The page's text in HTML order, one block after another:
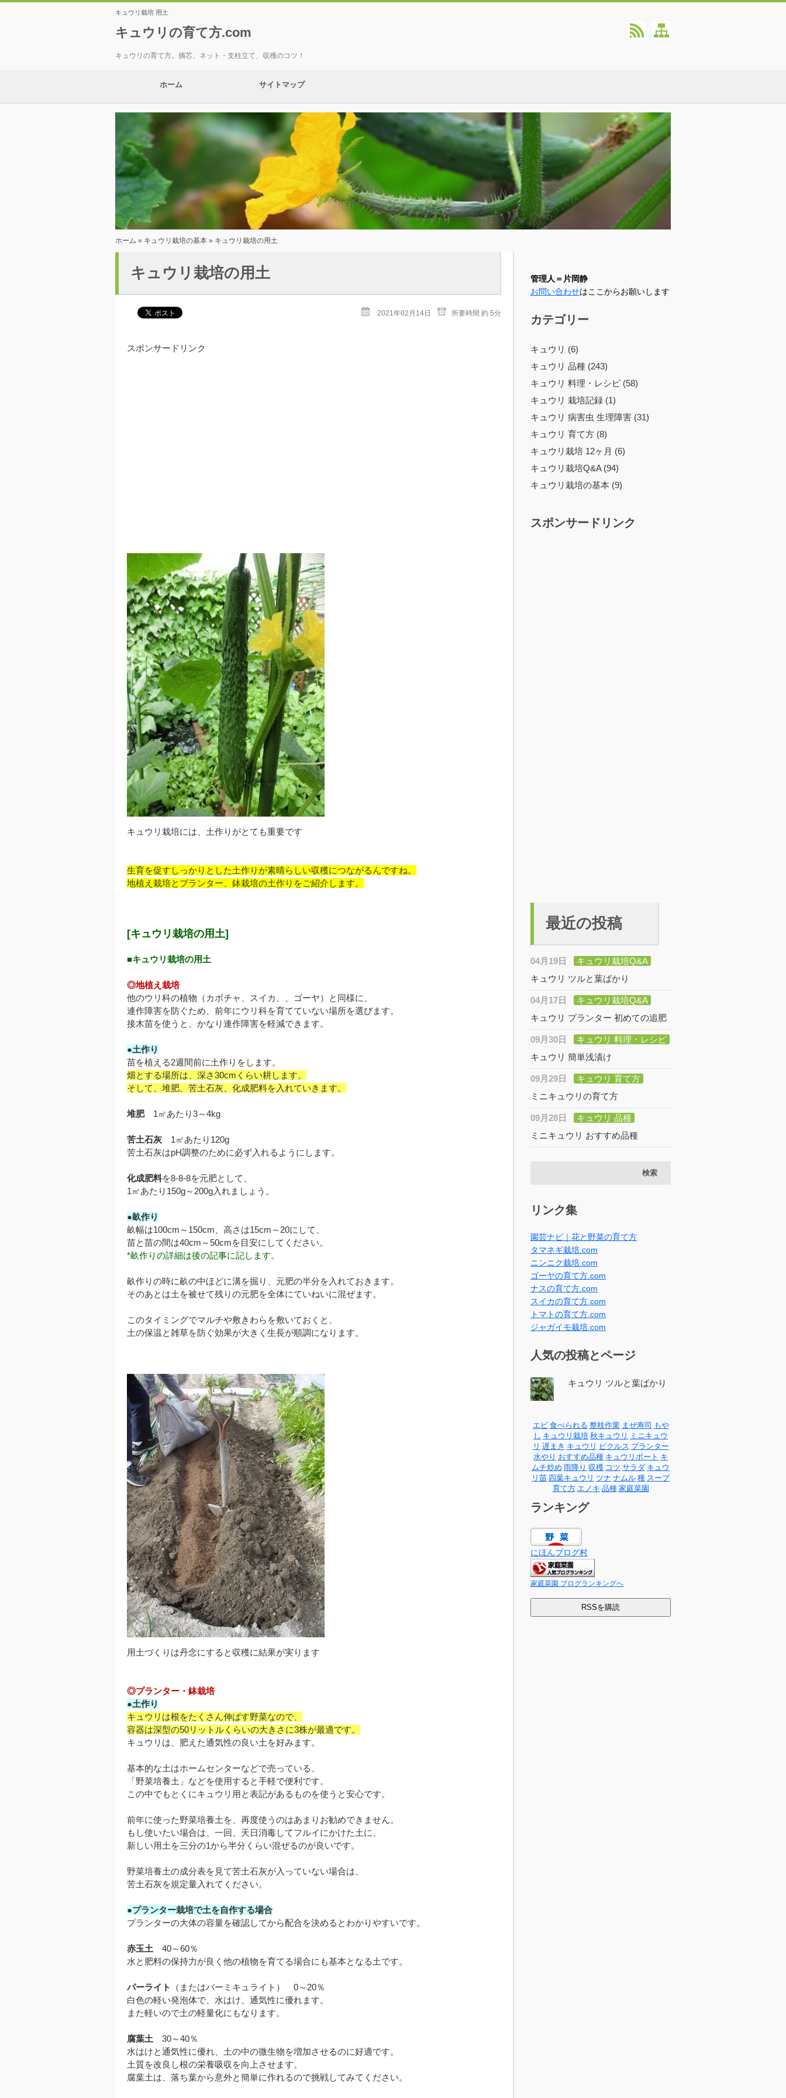
キュウリ栽培 用土
キュウリの育て方.com
キュウリの育て方。摘芯、ネット・支柱立て、収穫のコツ！
ホーム サイトマップ
ホーム » キュウリ栽培の基本 » キュウリ栽培の用土
キュウリ栽培の用土
所要時間 約 5分
2021年02月14日
スポンサードリンク
キュウリ栽培には、土作りがとても重要です
生育を促すしっかりとした土作りが素晴らしい収穫につながるんですね。
地植え栽培とプランター、鉢栽培の土作りをご紹介します。
[キュウリ栽培の用土]
■キュウリ栽培の用土
◎地植え栽培
他のウリ科の植物（カボチャ、スイカ、、ゴーヤ）と同様に、
連作障害を防ぐため、前年にウリ科を育てていない場所を選びます。
接木苗を使うと、かなり連作障害を軽減できます。
●土作り
苗を植える2週間前に土作りをします。
畑とする場所は、深さ30cmくらい耕します。
そして、堆肥、苦土石灰、化成肥料を入れていきます。
堆肥1㎡あたり3～4kg
苦土石灰 1㎡あたり120g
苦土石灰はpH調整のために必ず入れるようにします。
化成肥料を8-8-8を元肥として、
1㎡あたり150g～200g入れましょう。
●畝作り
畝幅は100cm～150cm、高さは15cm～20にして、
苗と苗の間は40cm～50cmを目安にしてください。
*畝作りの詳細は後の記事に記します。
畝作りの時に畝の中ほどに溝を掘り、元肥の半分を入れておきます。
そのあとは土を被せて残りの元肥を全体にていねいに混ぜます。
このタイミングでマルチや敷きわらを敷いておくと、
土の保温と雑草を防ぐ効果が大きく生長が順調になります。
用土づくりは丹念にすると収穫に結果が実ります
◎プランター・鉢栽培
●土作り
キュウリは根をたくさん伸ばす野菜なので、
容器は深型の50リットルくらいの大きさに3株が最適です。
キュウリは、肥えた通気性の良い土を好みます。
基本的な土はホームセンターなどで売っている、
「野菜培養土」などを使用すると手軽で便利です。
この中でもとくにキュウリ用と表記があるものを使うと安心です。
前年に使った野菜培養土を、再度使うのはあまりお勧めできません。
もし使いたい場合は、一回、天日消毒してフルイにかけた土に、
新しい用土を三分の1から半分くらい混ぜるのが良いです。
野菜培養土の成分表を見て苦土石灰が入っていない場合は、
苦土石灰を規定量入れてください。
●プランター栽培で土を自作する場合
プランターの大体の容量を確認してから配合を決めるとわかりやすいです。
赤玉土 40～60％
水と肥料の保持力が良く他の植物を育てる場合にも基本となる土です。
パーライト
（またはバーミキュライト） 0～20％
白色の軽い発泡体で、水はけ、通気性に優れます。
また軽いので土の軽量化にもなります。
腐葉土 30～40％
水はけと通気性に優れ、土の中の微生物を増加させるのに好適です。
土質を改良し根の栄養吸収を向上させます。
腐葉土は、落ち葉から意外と簡単に作れるので挑戦してみてください。
管理人＝片岡静
お問い合わせはここからお願いします
カテゴリー
キュウリ (6)
キュウリ 品種 (243)
キュウリ 料理・レシピ (58)
キュウリ 栽培記録 (1)
キュウリ 病害虫 生理障害 (31)
キュウリ 育て方 (8)
キュウリ栽培 12ヶ月 (6)
キュウリ栽培Q&A (94)
キュウリ栽培の基本 (9)
スポンサードリンク
最近の投稿
04月19日
キュウリ栽培Q&A
キュウリ ツルと葉ばかり
04月17日
キュウリ栽培Q&A
キュウリ プランター 初めての追肥
09月30日
キュウリ 料理・レシピ
キュウリ 簡単浅漬け
09月29日
キュウリ 育て方
ミニキュウリの育て方
09月28日
キュウリ 品種
ミニキュウリ おすすめ品種
リンク集
園芸ナビ｜花と野菜の育て方
タマネギ栽培.com
ニンニク栽培.com
ゴーヤの育て方.com
ナスの育て方.com
スイカの育て方.com
トマトの育て方.com
ジャガイモ栽培.com
人気の投稿とページ
キュウリ ツルと葉ばかり
エビ 食べられる 整枝作業 まぜ寿司 もや
し キュウリ栽培 秋キュウリ ミニキュウ
リ 遅まき キュウリ ピクルス プランター
水やり おすすめ品種 キュウリボート キ
ムチ炒め 雨降り 収穫 コツ サラダ キュウ
リ苗 四葉キュウリ ツナ ナムル 種 スープ
育て方 エノキ 品種 家庭菜園
ランキング
にほんブログ村
家庭菜園 ブログランキングへ